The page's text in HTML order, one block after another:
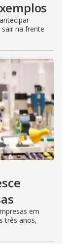
na frente
em
três anos,